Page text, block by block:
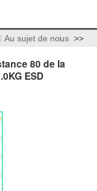
Au sujet de nous >>
80 de la
ESD